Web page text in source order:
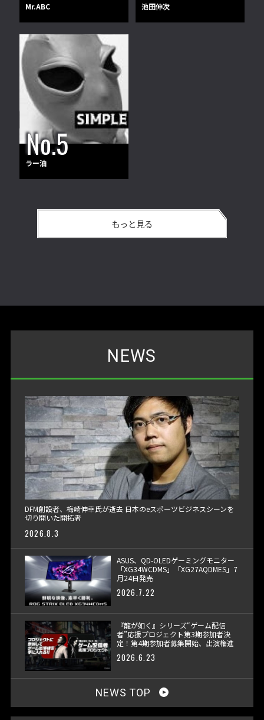
Mr.ABC 池田伸次
ラー油
もっと見る
NEWS
DFM創設者、梅崎伸幸氏が逝去 日本のeスポーツビジネスシーンを
切り開いた開拓者
2026.8.3
ASUS、QD-OLEDゲーミングモニター
「XG34WCDMS」「XG27AQDMES」7
月24日発売
2026.7.22
『龍が如く』シリーズ“ゲーム配信
者”応援プロジェクト第3期参加者決
定！第4期参加者募集開始、出演権進
2026.6.23
NEWS TOP